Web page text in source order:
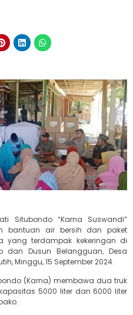
Situbondo “Karna Suswandi”
bantuan air bersih dan paket
yang terdampak kekeringan di
dan Dusun Belangguan, Desa
Minggu, 15 September 2024.
(Karna) membawa dua truk
5000 liter dan 6000 liter